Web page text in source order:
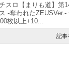
スロ【まりも道】第
-奪われた
枚以上+10...
記事